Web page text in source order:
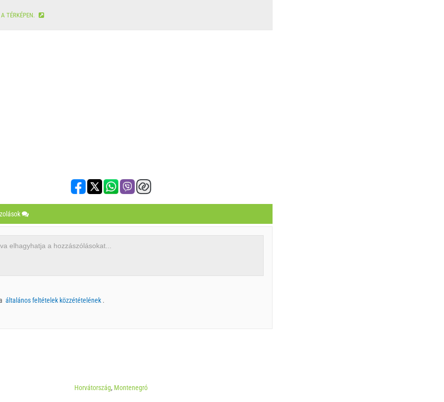
TÉRKÉPEN.
általános feltételek közzétételének .
Horvátország, Montenegró